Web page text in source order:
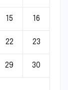
15 16
22 23
29 30